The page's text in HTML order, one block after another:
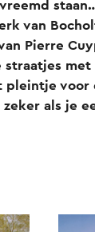
van
Pierre
straatjes met
pleintje voor
als je